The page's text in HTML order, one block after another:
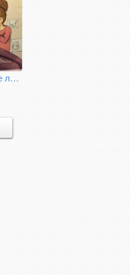
Не в капусті й не лелека